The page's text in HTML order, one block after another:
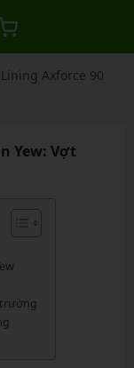
Axforce 90
Yew: Vợt